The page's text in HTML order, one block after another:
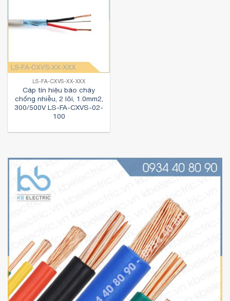
LS-FA-CXVS-XX-XXX
Cáp tín hiệu báo cháy
chống nhiễu, 2 lõi, 1.0mm2,
300/500V LS-FA-CXVS-02-
100